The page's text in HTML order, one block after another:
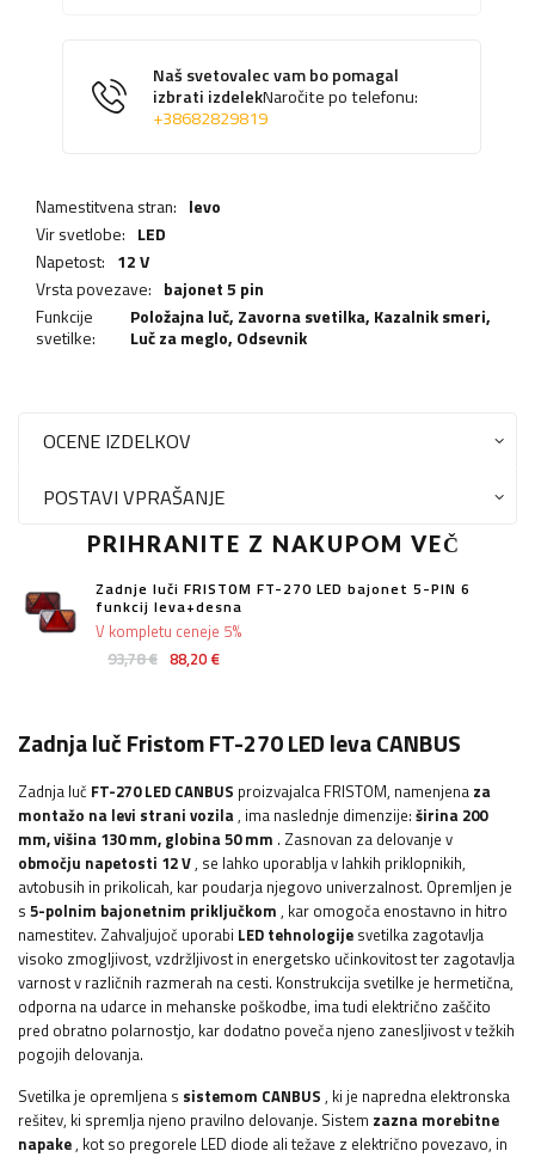
Naš svetovalec vam bo pomagal
izbrati izdelekNaročite po telefonu:
+38682829819
Namestitvena stran: levo
Vir svetlobe: LED
Napetost: 12 V
Vrsta povezave: bajonet 5 pin
Funkcije
svetilke:
Položajna luč, Zavorna svetilka, Kazalnik smeri,
Luč za meglo, Odsevnik
OCENE IZDELKOV
POSTAVI VPRAŠANJE
PRIHRANITE Z NAKUPOM VEČ
Zadnje luči FRISTOM FT-270 LED bajonet 5-PIN 6
funkcij leva+desna
93,78 € 88,20 €
V kompletu ceneje 5%
Zadnja luč Fristom FT-270 LED leva CANBUS
Zadnja luč FT-270 LED CANBUS proizvajalca FRISTOM, namenjena za
montažo na levi strani vozila, ima naslednje dimenzije: širina 200
mm, višina 130 mm, globina 50 mm . Zasnovan za delovanje v
območju napetosti 12 V, se lahko uporablja v lahkih priklopnikih,
avtobusih in prikolicah, kar poudarja njegovo univerzalnost. Opremljen je
s 5-polnim bajonetnim priključkom , kar omogoča enostavno in hitro
namestitev. Zahvaljujoč uporabi LED tehnologije svetilka zagotavlja
visoko zmogljivost, vzdržljivost in energetsko učinkovitost ter zagotavlja
varnost v različnih razmerah na cesti. Konstrukcija svetilke je hermetična,
odporna na udarce in mehanske poškodbe, ima tudi električno zaščito
pred obratno polarnostjo, kar dodatno poveča njeno zanesljivost v težkih
pogojih delovanja.
Svetilka je opremljena s sistemom CANBUS , ki je napredna elektronska
rešitev, ki spremlja njeno pravilno delovanje. Sistem zazna morebitne
napake, kot so pregorele LED diode ali težave z električno povezavo, in